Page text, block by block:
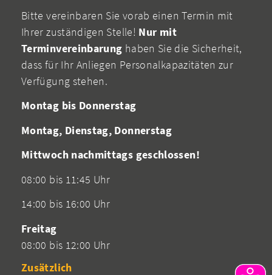
Bitte vereinbaren Sie vorab einen Termin mit
Ihrer zuständigen Stelle! Nur mit
Terminvereinbarung haben Sie die Sicherheit,
dass für Ihr Anliegen Personalkapazitäten zur
Verfügung stehen.
Montag bis Donnerstag
Montag, Dienstag, Donnerstag
Mittwoch nachmittags geschlossen!
08:00 bis 11:45 Uhr
14:00 bis 16:00 Uhr
Freitag
08:00 bis 12:00 Uhr
Zusätzlich